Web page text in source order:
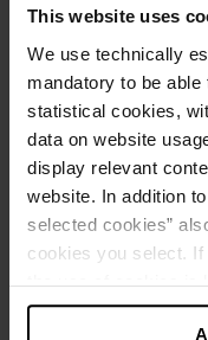
This website uses
We use technically
mandatory to be
statistical cookies,
data on website
display relevant
website. In addition
selected cookies”
cookies you select. If
the use of cookies is
your decision at any
Laura Zwirner
Manager, Dr.
Inhaltsverzeichnis
In diesem On-Demand-
Überblick über die neuen